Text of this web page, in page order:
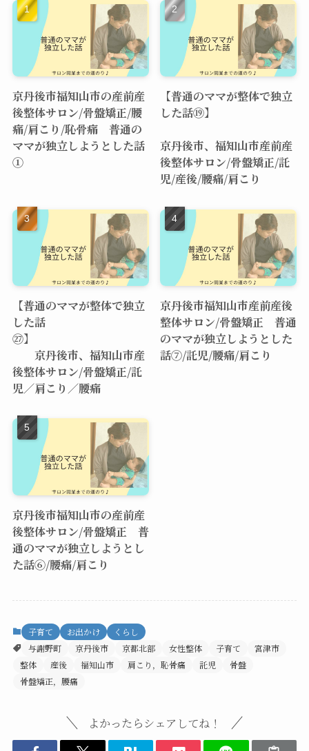
京丹後市福知山市の産前産
後整体サロン/骨盤矯正/腰
痛/肩こり/恥骨痛 普通の
ママが独立しようとした話
①
【普通のママが整体で独立
した話⑲】
京丹後市、福知山市産前産
後整体サロン/骨盤矯正/託
児/産後/腰痛/肩こり
【普通のママが整体で独立
した話
㉗】
京丹後市、福知山市産
後整体サロン/骨盤矯正/託
児／肩こり／腰痛
京丹後市福知山市産前産後
整体サロン/骨盤矯正 普通
のママが独立しようとした
話⑦/託児/腰痛/肩こり
京丹後市福知山市の産前産
後整体サロン/骨盤矯正 普
通のママが独立しようとし
た話⑥/腰痛/肩こり
子育て お出かけ
くらし
与謝野町
京丹後市 京都北部 女性整体 子育て
宮津市
整体
産後 福知山市 肩こり，恥骨痛 託児
骨盤
骨盤矯正，腰痛
よかったらシェアしてね！